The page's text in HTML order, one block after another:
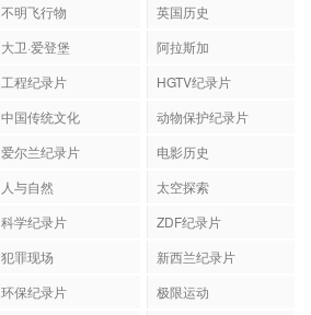
不明飞行物
英国历史
大卫·爱登堡
阿拉斯加
工程纪录片
HGTV纪录片
中国传统文化
动物保护纪录片
爱尔兰纪录片
电影历史
人与自然
太空探索
科学纪录片
ZDF纪录片
犯罪现场
新西兰纪录片
环保纪录片
极限运动